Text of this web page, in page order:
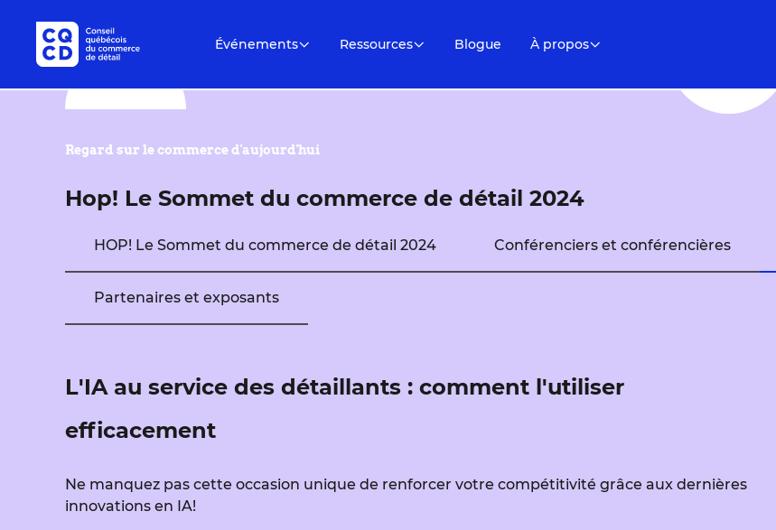
Événements Ressources Blogue À propos
Regard sur le commerce d'aujourd'hui
Hop! Le Sommet du commerce de détail 2024
HOP! Le Sommet du commerce de détail 2024 Conférenciers et conférencières
Partenaires et exposants
L'IA au service des détaillants : comment l'utiliser
efficacement
Ne manquez pas cette occasion unique de renforcer votre compétitivité grâce aux dernières
innovations en IA!